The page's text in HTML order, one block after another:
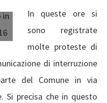
In queste ore si
sono registrate
molte proteste di
di interruzione
del Comune in via
Si precisa che in questo